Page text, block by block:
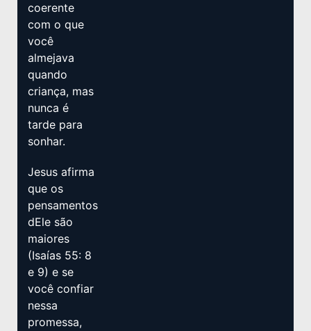
coerente
com o que
você
almejava
quando
criança, mas
nunca é
tarde para
sonhar.
Jesus afirma
que os
pensamentos
dEle são
maiores
(Isaías 55: 8
e 9) e se
você confiar
nessa
promessa,